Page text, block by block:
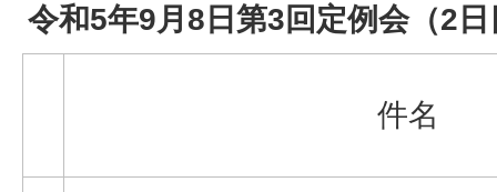
令和5年9月8日第3回定例会（2
件名